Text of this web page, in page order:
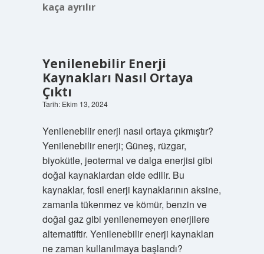
kaça ayrılır
Yenilenebilir Enerji
Kaynakları Nasıl Ortaya
Çıktı
Tarih: Ekim 13, 2024
Yenilenebilir enerji nasıl ortaya çıkmıştır?
Yenilenebilir enerji; Güneş, rüzgar,
biyokütle, jeotermal ve dalga enerjisi gibi
doğal kaynaklardan elde edilir. Bu
kaynaklar, fosil enerji kaynaklarının aksine,
zamanla tükenmez ve kömür, benzin ve
doğal gaz gibi yenilenemeyen enerjilere
alternatiftir. Yenilenebilir enerji kaynakları
ne zaman kullanılmaya başlandı?